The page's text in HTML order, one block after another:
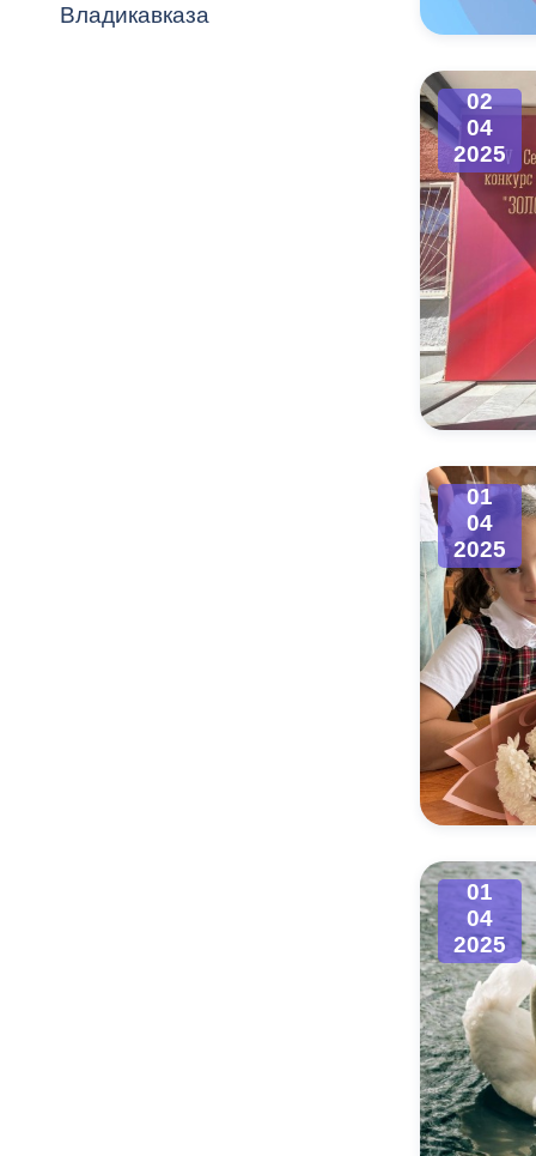
Открытые
Информация
проверок
Владикавказа
02
04
2025
01
04
2025
01
04
2025